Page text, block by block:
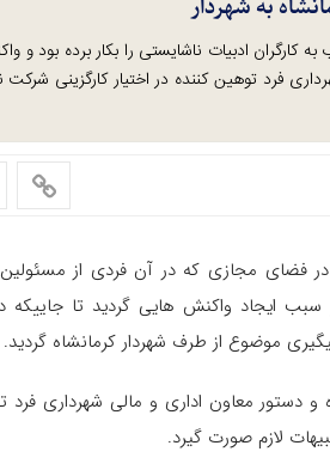
کارگران ادبیات ناشایستی را بکار برده بود
فرد توهین کننده در اختیار کارگزینی شرکت
در فضای مجازی که در آن فردی از
سبب ایجاد واکنش هایی گردید تا
موضوع از طرف شهردار کرمانشاه گردید.
معاون اداری و مالی شهرداری فرد
لازم صورت گیرد.